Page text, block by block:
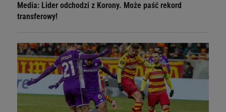
Media: Lider odchodzi z Korony. Może paść rekord
transferowy!